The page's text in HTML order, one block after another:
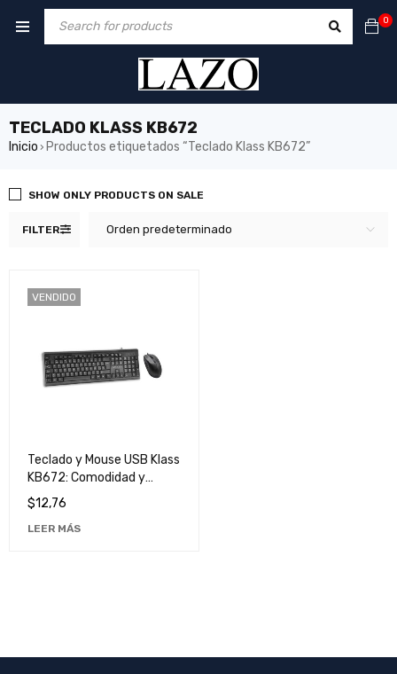
0
TECLADO KLASS KB672
Inicio › Productos etiquetados “Teclado Klass KB672”
FILTER Orden predeterminado
SHOW ONLY PRODUCTS ON SALE
VENDIDO
Teclado y Mouse USB Klass
KB672: Comodidad y
Eficiencia para tu
Computadora
$12,76
LEER MÁS